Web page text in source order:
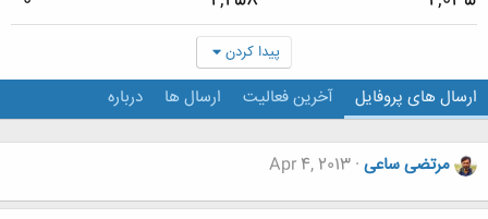
پیدا کردن
ارسال های پروفایل آخرین فعالیت ارسال ها درباره
مرتضی ساعی Apr 4, 2013